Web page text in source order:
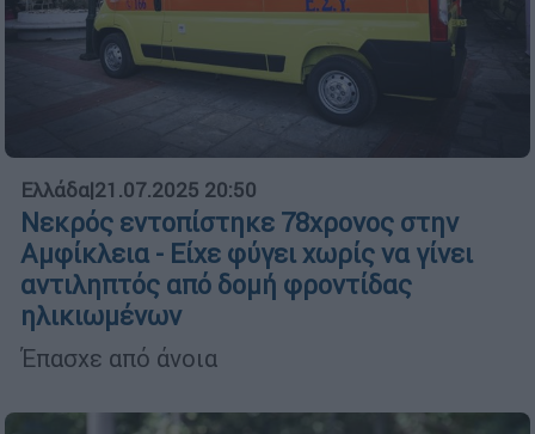
Ελλάδα|21.07.2025 20:50
Νεκρός εντοπίστηκε 78χρονος στην
Αμφίκλεια - Είχε φύγει χωρίς να γίνει
αντιληπτός από δομή φροντίδας
ηλικιωμένων
Έπασχε από άνοια